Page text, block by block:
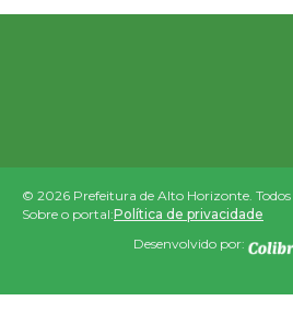
© 2026 Prefeitura de Alto Horizonte. Todos
Sobre o portal:Política de privacidade
Desenvolvido por: